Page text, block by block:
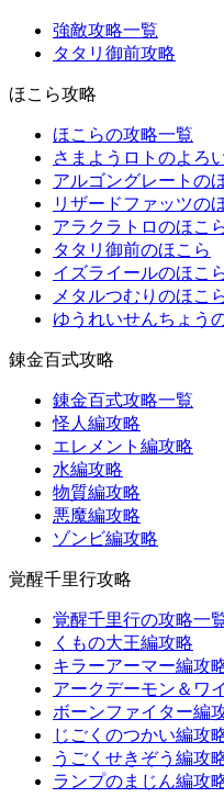
強敵攻略一覧
タタリ御前攻略
ほこら攻略
ほこらの攻略一覧
さまようロトのよろ
アルゴングレートの
リザードファッツの
アラクラトロのほこ
タタリ御前のほこら
イズライールのほこ
メタルつむりのほこ
ゆうれいせんちょう
錬金百式攻略
錬金百式攻略一覧
怪人編攻略
エレメント編攻略
水編攻略
物質編攻略
悪魔編攻略
ゾンビ編攻略
覚醒千里行攻略
覚醒千里行の攻略一
くもの大王編攻略
キラーアーマー編攻
アークデーモン＆ワ
ボーンファイター編
じごくのつかい編攻
うごくせきぞう編攻
ランプのまじん編攻